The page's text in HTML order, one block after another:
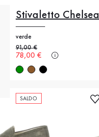
Stivaletto Chelsea
verde
Prezzo precedente
91,00 €
Nuovo prezzo
78,00 €
SALDO